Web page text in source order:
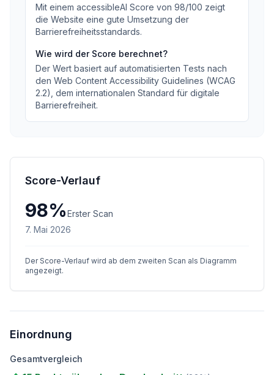
Mit einem accessibleAI Score von 98/100 zeigt
die Website eine gute Umsetzung der
Barrierefreiheitsstandards.
Wie wird der Score berechnet?
Der Wert basiert auf automatisierten Tests nach
den Web Content Accessibility Guidelines (WCAG
2.2), dem internationalen Standard für digitale
Barrierefreiheit.
Score-Verlauf
98%Erster Scan
7. Mai 2026
Der Score-Verlauf wird ab dem zweiten Scan als Diagramm
angezeigt.
Einordnung
Gesamtvergleich